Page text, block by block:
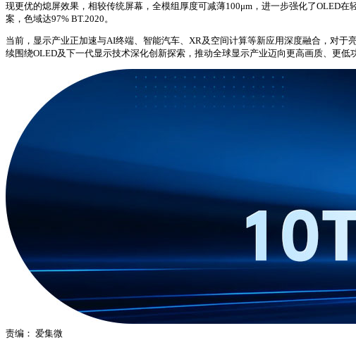
现更优的熄屏效果，相较传统屏幕，全模组厚度可减薄100μm，进一步强化了OLED
案，色域达97% BT.2020。
当前，显示产业正加速与AI终端、智能汽车、XR及空间计算等新应用深度融合，对
续围绕OLED及下一代显示技术深化创新探索，推动全球显示产业迈向更高画质、更低
责编： 爱集微